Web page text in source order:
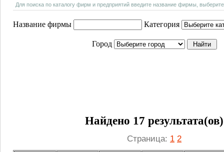
Для поиска по каталогу фирм и предприятий введите название фирмы, выберите
Название фирмы Категория
Город
Найдено 17 результата(ов)
Страница: 1 2